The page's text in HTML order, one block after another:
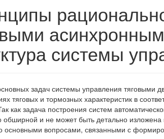
системы
задач системы управления тяговыми
тяговых и тормозных характеристик в
как задача построения систем
обширной и не может быть детально
основными вопросами, связанными с